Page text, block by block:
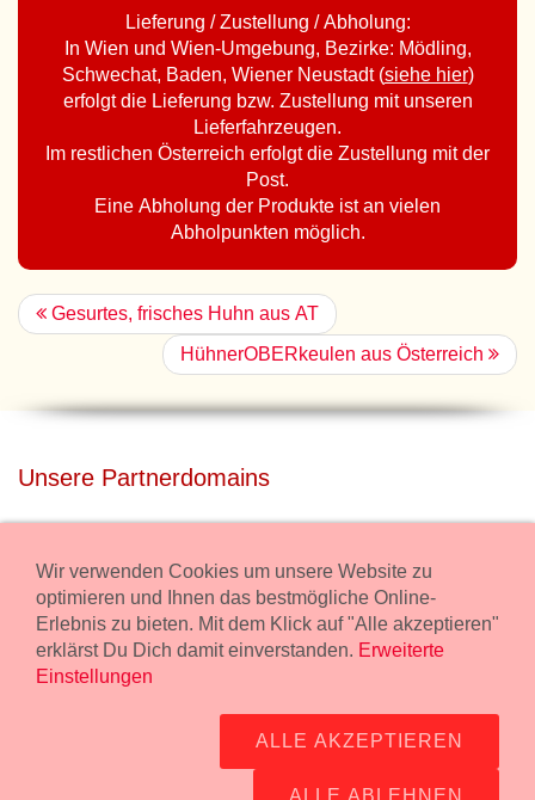
Lieferung / Zustellung / Abholung:
In Wien und Wien-Umgebung, Bezirke: Mödling,
Schwechat, Baden, Wiener Neustadt (siehe hier)
erfolgt die Lieferung bzw. Zustellung mit unseren
Lieferfahrzeugen.
Im restlichen Österreich erfolgt die Zustellung mit der
Post.
Eine Abholung der Produkte ist an vielen
Abholpunkten möglich.
Gesurtes, frisches Huhn aus AT
HühnerOBERkeulen aus Österreich
Unsere Partnerdomains
Miete unser Haus bei Wiener Neustadt für Deine Party mit
Übernachtung.
freilaender.at
Wurstmanufaktur Markus Kollecker GmbH,
Wir verwenden Cookies um unsere Website zu
optimieren und Ihnen das bestmögliche Online-
Erlebnis zu bieten. Mit dem Klick auf "Alle akzeptieren"
erklärst Du Dich damit einverstanden. Erweiterte
Einstellungen
ALLE AKZEPTIEREN
ALLE ABLEHNEN